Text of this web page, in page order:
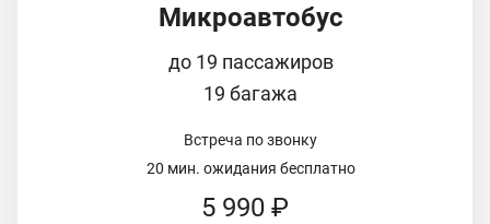
Микроавтобус
до 19 пассажиров
19 багажа
Встреча по звонку
20 мин. ожидания бесплатно
5 990 ₽